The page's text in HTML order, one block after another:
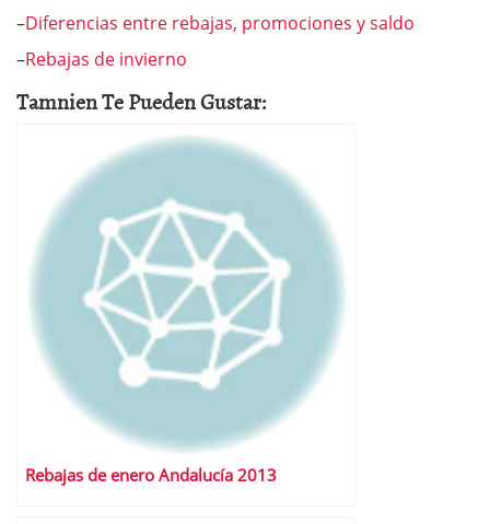
–Diferencias entre rebajas, promociones y saldo
–Rebajas de invierno
Tamnien Te Pueden Gustar:
Rebajas de enero Andalucía 2013